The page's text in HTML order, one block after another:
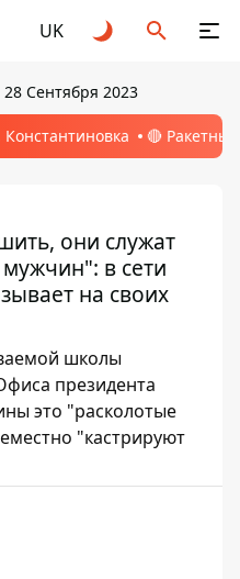
UK
28 Сентября 2023
🔴
они служат
в сети
на своих
школы
президента
это "расколотые
"кастрируют